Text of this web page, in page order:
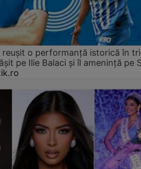
reușit o performanță istorică în
pe Ilie Balaci și îl amenință pe